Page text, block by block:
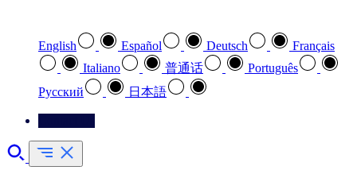
English Español Deutsch
Français
Italiano
普通话
Português
Pусский
日本語